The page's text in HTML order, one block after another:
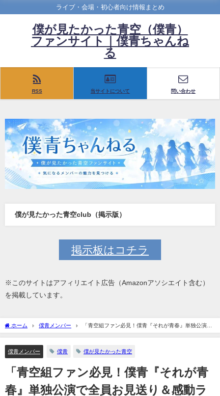
ライブ・会場・初心者向け情報まとめ
僕が見たかった青空（僕青）
ファンサイト｜僕青ちゃんね
る
RSS 当サイトについて 問い合わせ
僕が見たかった青空club（掲示版）
掲示板はコチラ
※このサイトはアフィリエイト広告（Amazonアソシエイト含む）
を掲載しています。
ホーム 僕青メンバー
「青空組ファン必見！僕青『それが青春』単独公演で
僕青メンバー 僕青 僕が見たかった青空
「青空組ファン必見！僕青『それが青
春』単独公演で全員お見送り＆感動ラ